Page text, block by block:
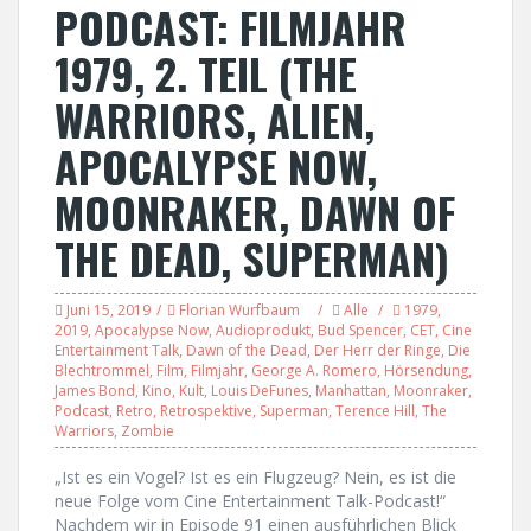
PODCAST: FILMJAHR
1979, 2. TEIL (THE
WARRIORS, ALIEN,
APOCALYPSE NOW,
MOONRAKER, DAWN OF
THE DEAD, SUPERMAN)
Juni 15, 2019 Florian Wurfbaum Alle 1979,
2019, Apocalypse Now, Audioprodukt, Bud Spencer, CET, Cine
Entertainment Talk, Dawn of the Dead, Der Herr der Ringe, Die
Blechtrommel, Film, Filmjahr, George A. Romero, Hörsendung,
James Bond, Kino, Kult, Louis DeFunes, Manhattan, Moonraker,
Podcast, Retro, Retrospektive, Superman, Terence Hill, The
Warriors, Zombie
„Ist es ein Vogel? Ist es ein Flugzeug? Nein, es ist die
neue Folge vom Cine Entertainment Talk-Podcast!“
Nachdem wir in Episode 91 einen ausführlichen Blick